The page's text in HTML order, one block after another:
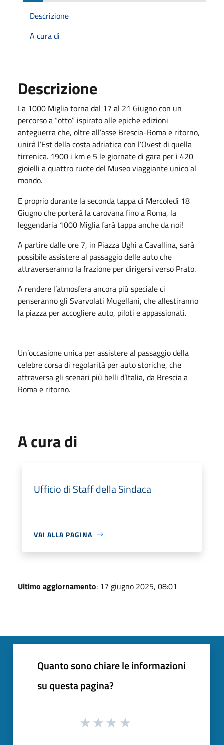
Descrizione
A cura di
Descrizione
La 1000 Miglia torna dal 17 al 21 Giugno con un
percorso a “otto” ispirato alle epiche edizioni
anteguerra che, oltre all’asse Brescia-Roma e ritorno,
unirà l’Est della costa adriatica con l’Ovest di quella
tirrenica. 1900 i km e 5 le giornate di gara per i 420
gioielli a quattro ruote del Museo viaggiante unico al
mondo.
E proprio durante la seconda tappa di Mercoledì 18
Giugno che porterà la carovana fino a Roma, la
leggendaria 1000 Miglia farà tappa anche da noi!
A partire dalle ore 7, in Piazza Ughi a Cavallina, sarà
possibile assistere al passaggio delle auto che
attraverseranno la frazione per dirigersi verso Prato.
A rendere l’atmosfera ancora più speciale ci
penseranno gli Svarvolati Mugellani, che allestiranno
la piazza per accogliere auto, piloti e appassionati.
Un’occasione unica per assistere al passaggio della
celebre corsa di regolarità per auto storiche, che
attraversa gli scenari più belli d’Italia, da Brescia a
Roma e ritorno.
A cura di
Ufficio di Staff della Sindaca
VAI ALLA PAGINA
Ultimo aggiornamento: 17 giugno 2025, 08:01
Quanto sono chiare le informazioni
su questa pagina?